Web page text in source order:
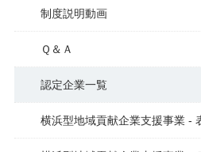
制度説明動画
Ｑ＆Ａ
認定企業一覧
横浜型地域貢献企業支援事業 -